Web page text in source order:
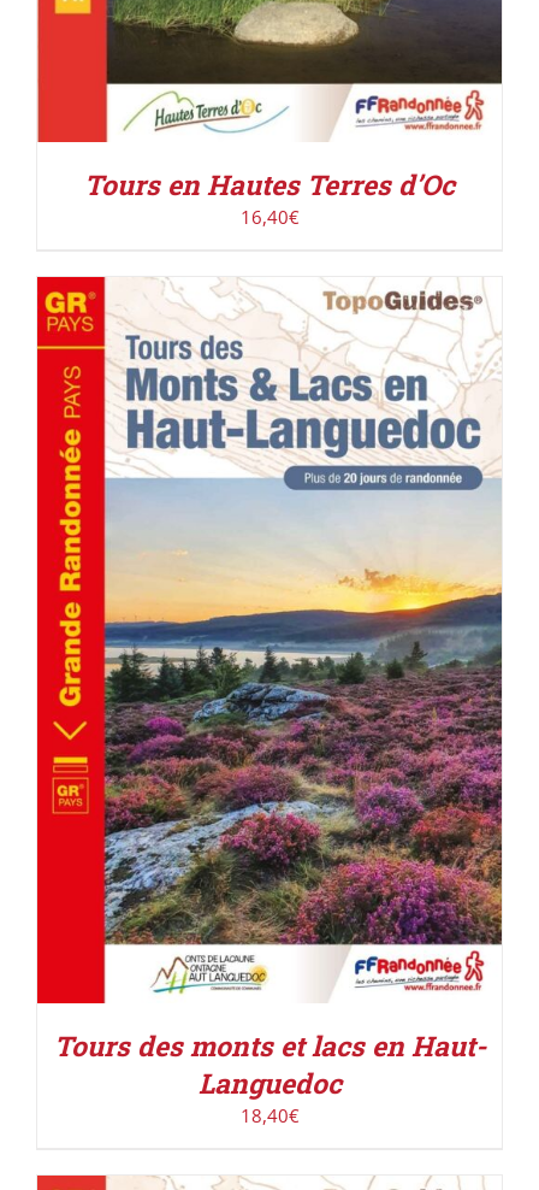
Tours en Hautes Terres d’Oc
16,40€
AJOUTER AU PANIER / DÉTAILS
Tours des monts et lacs en Haut-
Languedoc
18,40€